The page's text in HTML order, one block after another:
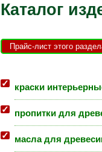
Каталог
Прайс-лист этого
краски
пропитки для
масла для